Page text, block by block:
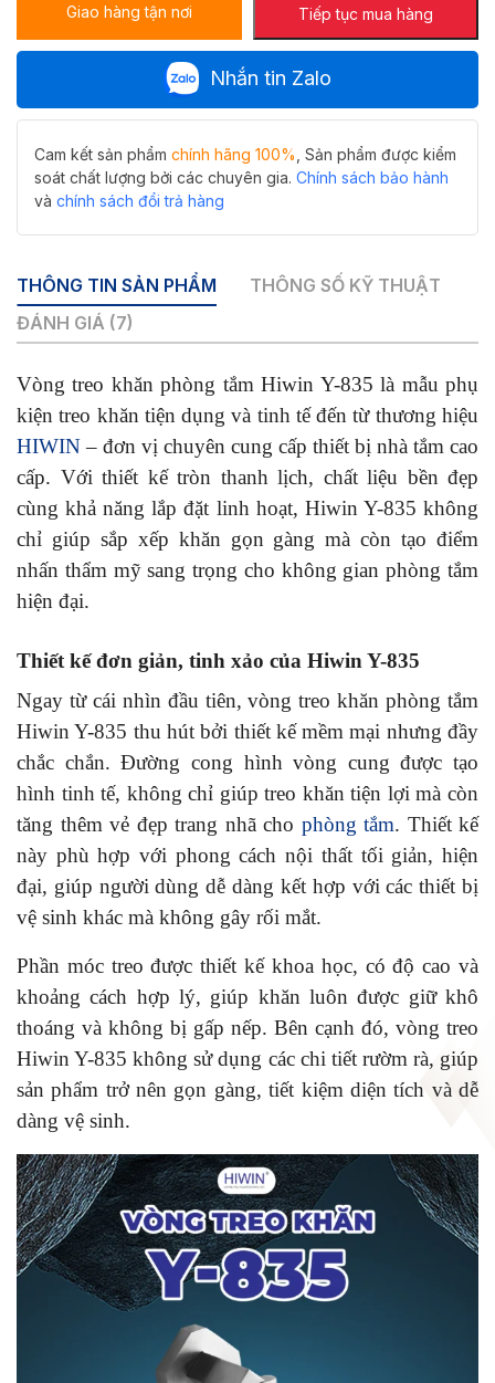
Hiwin
sang
trọng,
dụng
số
lượng
Tiếp tục mua hàng
Giao hàng tận nơi
Nhắn tin Zalo
Cam kết sản phẩm chính hãng 100% , Sản phẩm được kiểm
soát chất lượng bởi các chuyên gia. Chính sách bảo hành
và chính sách đổi trả hàng
THÔNG TIN SẢN PHẨM
THÔNG SỐ KỸ THUẬT
ĐÁNH GIÁ (7)
Vòng treo khăn phòng tắm Hiwin Y-835 là mẫu phụ
kiện treo khăn tiện dụng và tinh tế đến từ thương hiệu
HIWIN– đơn vị chuyên cung cấp thiết bị nhà tắm cao
cấp. Với thiết kế tròn thanh lịch, chất liệu bền đẹp
cùng khả năng lắp đặt linh hoạt, Hiwin Y-835 không
chỉ giúp sắp xếp khăn gọn gàng mà còn tạo điểm
nhấn thẩm mỹ sang trọng cho không gian phòng tắm
hiện đại.
Thiết kế đơn giản, tinh xảo của Hiwin Y-835
Ngay từ cái nhìn đầu tiên, vòng treo khăn phòng tắm
Hiwin Y-835 thu hút bởi thiết kế mềm mại nhưng đầy
chắc chắn. Đường cong hình vòng cung được tạo
hình tinh tế, không chỉ giúp treo khăn tiện lợi mà còn
tăng thêm vẻ đẹp trang nhã cho phòng tắm. Thiết kế
này phù hợp với phong cách nội thất tối giản, hiện
đại, giúp người dùng dễ dàng kết hợp với các thiết bị
vệ sinh khác mà không gây rối mắt.
Phần móc treo được thiết kế khoa học, có độ cao và
khoảng cách hợp lý, giúp khăn luôn được giữ khô
thoáng và không bị gấp nếp. Bên cạnh đó, vòng treo
Hiwin Y-835 không sử dụng các chi tiết rườm rà, giúp
sản phẩm trở nên gọn gàng, tiết kiệm diện tích và dễ
dàng vệ sinh.